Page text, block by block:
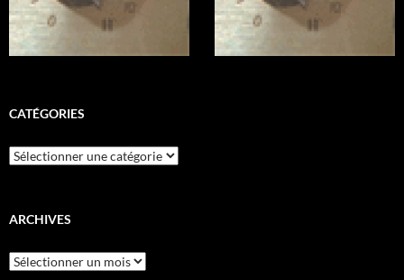
CATÉGORIES
Catégories
ARCHIVES
Archives